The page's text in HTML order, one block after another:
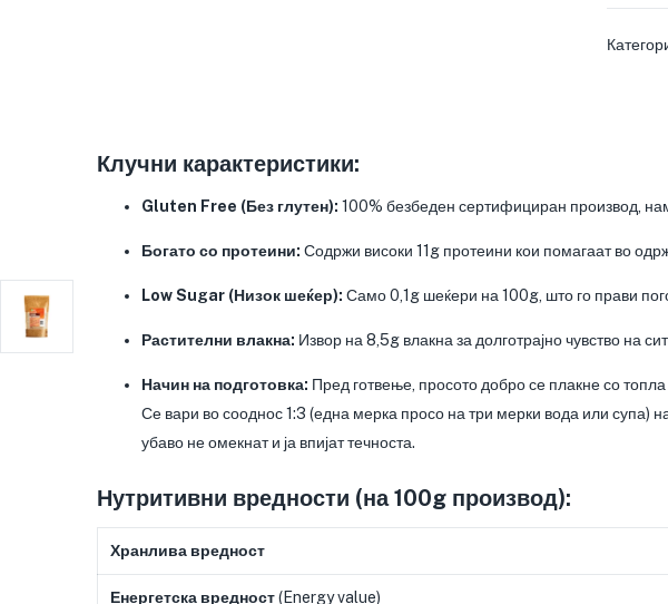
Клучни карактеристики:
Gluten Free (Без глутен): 100% безбеден сертифициран производ,
Богато со протеини: Содржи високи 11g протеини кои помагаат во
Low Sugar (Низок шеќер): Само 0,1g шеќери на 100g, што го прави
Растителни влакна: Извор на 8,5g влакна за долготрајно чувство на
Начин на подготовка: Пред готвење, просото добро се плакне со
Се вари во сооднос 1:3 (една мерка просо на три мерки вода или супа)
убаво не омекнат и ја впијат течноста.
Нутритивни вредности (на 100g производ):
Хранлива вредност
Енергетска вредност(Energy value)